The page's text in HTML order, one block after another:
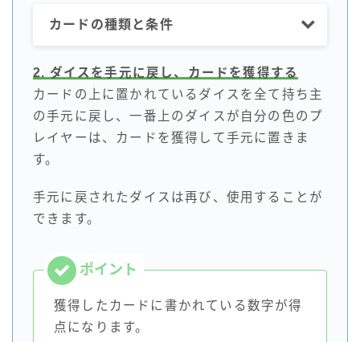
カードの種類と条件
2. ダイスを手元に 戻し、カードを獲得する
カードの上に置かれているダイスを全て持ち主
の手元に戻し、一番上のダイスが自分の色のプ
レイヤーは、カードを獲得して手元に置きま
す。
手元に戻されたダイスは再び、使用することが
できます。
獲得したカードに書かれている数字が得
点になります。